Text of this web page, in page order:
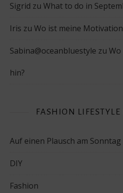
Sigrid zu What to do in
Iris zu Wo ist meine
Sabina@oceanbluestyle zu
hin?
FASHION
Auf einen Plausch am Sonntag
DIY
Fashion